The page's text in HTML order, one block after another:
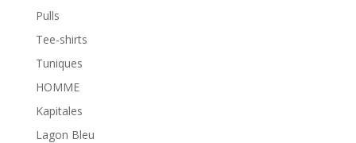
Pulls
Tee-shirts
Tuniques
HOMME
Kapitales
Lagon Bleu